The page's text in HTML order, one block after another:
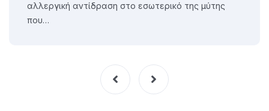
αλλεργική αντίδραση στο εσωτερικό της μύτης
που…